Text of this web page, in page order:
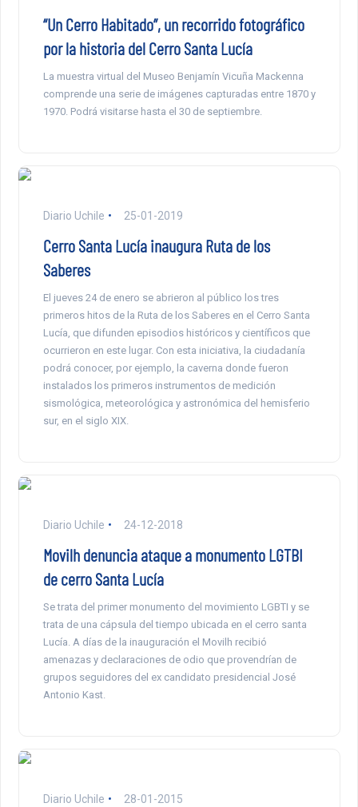
“Un Cerro Habitado”, un recorrido fotográfico
por la historia del Cerro Santa Lucía
La muestra virtual del Museo Benjamín Vicuña Mackenna
comprende una serie de imágenes capturadas entre 1870 y
1970. Podrá visitarse hasta el 30 de septiembre.
Diario Uchile 25-01-2019
Cerro Santa Lucía inaugura Ruta de los
Saberes
El jueves 24 de enero se abrieron al público los tres
primeros hitos de la Ruta de los Saberes en el Cerro Santa
Lucía, que difunden episodios históricos y científicos que
ocurrieron en este lugar. Con esta iniciativa, la ciudadanía
podrá conocer, por ejemplo, la caverna donde fueron
instalados los primeros instrumentos de medición
sismológica, meteorológica y astronómica del hemisferio
sur, en el siglo XIX.
Diario Uchile 24-12-2018
Movilh denuncia ataque a monumento LGTBI
de cerro Santa Lucía
Se trata del primer monumento del movimiento LGBTI y se
trata de una cápsula del tiempo ubicada en el cerro santa
Lucía. A días de la inauguración el Movilh recibió
amenazas y declaraciones de odio que provendrían de
grupos seguidores del ex candidato presidencial José
Antonio Kast.
Diario Uchile 28-01-2015